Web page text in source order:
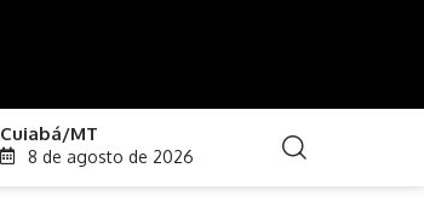
Cuiabá/MT
8 de agosto de 2026